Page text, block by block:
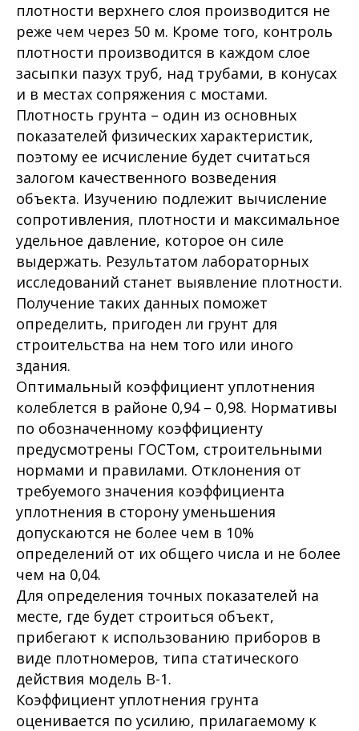
плотности верхнего слоя производится не
реже чем через 50 м. Кроме того, контроль
плотности производится в каждом слое
засыпки пазух труб, над трубами, в конусах
и в местах сопряжения с мостами.
Плотность грунта – один из основных
показателей физических характеристик,
поэтому ее исчисление будет считаться
залогом качественного возведения
объекта. Изучению подлежит вычисление
сопротивления, плотности и максимальное
удельное давление, которое он силе
выдержать. Результатом лабораторных
исследований станет выявление плотности.
Получение таких данных поможет
определить, пригоден ли грунт для
строительства на нем того или иного
здания.
Оптимальный коэффициент уплотнения
колеблется в районе 0,94 – 0,98. Нормативы
по обозначенному коэффициенту
предусмотрены ГОСТом, строительными
нормами и правилами. Отклонения от
требуемого значения коэффициента
уплотнения в сторону уменьшения
допускаются не более чем в 10%
определений от их общего числа и не более
чем на 0,04.
Для определения точных показателей на
месте, где будет строиться объект,
прибегают к использованию приборов в
виде плотномеров, типа статического
действия модель В-1.
Коэффициент уплотнения грунта
оценивается по усилию, прилагаемому к